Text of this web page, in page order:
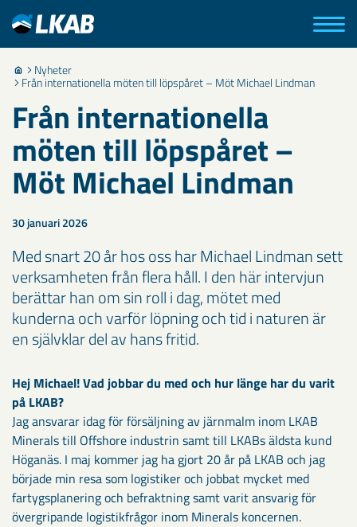
Nyheter
Från internationella möten till löpspåret – Möt Michael Lindman
Från internationella
möten till löpspåret –
Möt Michael Lindman
30 januari 2026
Med snart 20 år hos oss har Michael Lindman sett
verksamheten från flera håll. I den här intervjun
berättar han om sin roll i dag, mötet med
kunderna och varför löpning och tid i naturen är
en självklar del av hans fritid.
Hej Michael! Vad jobbar du med och hur länge har du varit
på LKAB?
Jag ansvarar idag för försäljning av järnmalm inom LKAB
Minerals till Offshore industrin samt till LKABs äldsta kund
Höganäs. I maj kommer jag ha gjort 20 år på LKAB och jag
började min resa som logistiker och jobbat mycket med
fartygsplanering och befraktning samt varit ansvarig för
övergripande logistikfrågor inom Minerals koncernen.